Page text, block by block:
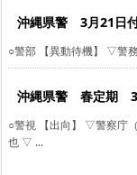
沖縄県警 3月21日
○警部 【異動待機】 ▽警
沖縄県警 春定期
○警視 【出向】 ▽警察庁
也 ▽ ...